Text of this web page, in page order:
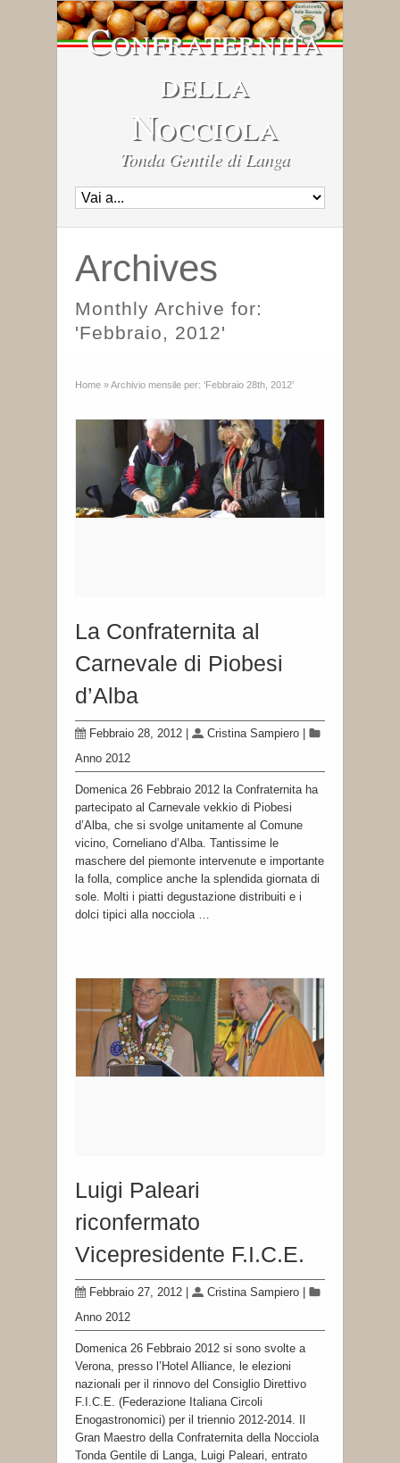
Confraternita
della
Nocciola
Tonda Gentile di Langa
Archives
Monthly Archive for:
'Febbraio, 2012'
Home »Archivio mensile per: ‘Febbraio 28th, 2012’
La Confraternita al
Carnevale di Piobesi
d’Alba
Febbraio 28, 2012 Cristina Sampiero
Anno 2012
Domenica 26 Febbraio 2012 la Confraternita ha
partecipato al Carnevale vekkio di Piobesi
d’Alba, che si svolge unitamente al Comune
vicino, Corneliano d’Alba. Tantissime le
maschere del piemonte intervenute e importante
la folla, complice anche la splendida giornata di
sole. Molti i piatti degustazione distribuiti e i
dolci tipici alla nocciola …
Luigi Paleari
riconfermato
Vicepresidente F.I.C.E.
Febbraio 27, 2012 Cristina Sampiero
Anno 2012
Domenica 26 Febbraio 2012 si sono svolte a
Verona, presso l’Hotel Alliance, le elezioni
nazionali per il rinnovo del Consiglio Direttivo
F.I.C.E. (Federazione Italiana Circoli
Enogastronomici) per il triennio 2012-2014. Il
Gran Maestro della Confraternita della Nocciola
Tonda Gentile di Langa, Luigi Paleari, entrato